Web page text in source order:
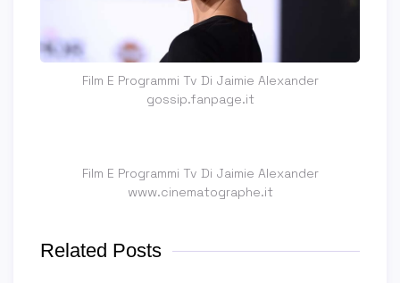
Film E Programmi Tv Di Jaimie Alexander
gossip.fanpage.it
Film E Programmi Tv Di Jaimie Alexander
www.cinematographe.it
Related Posts